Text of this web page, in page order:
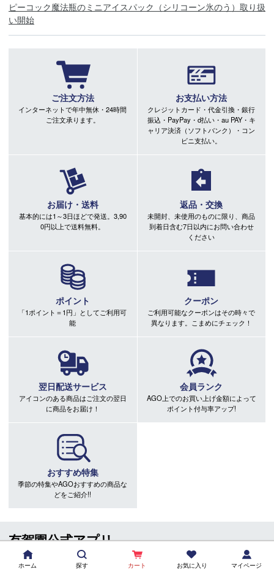
ホーム 探す カート お気に入り マイページ
ピーコック魔法瓶のミニアイスパック（シリコーン氷のう）取り扱
い開始
ご注文方法
インターネットで年中無休・24時間
ご注文承ります。
お支払い方法
クレジットカード・代金引換・銀行
振込・PayPay・d払い・au PAY・キ
ャリア決済（ソフトバンク）・コン
ビニ支払い。
お届け・送料
基本的には1～3日ほどで発送。3,90
0円以上で送料無料。
返品・交換
未開封、未使用のものに限り、商品
到着日含む7日以内にお問い合わせ
ください
ポイント
「1ポイント＝1円」としてご利用可
能
クーポン
ご利用可能なクーポンはその時々で
異なります。こまめにチェック！
翌日配送サービス
アイコンのある商品はご注文の翌日
に商品をお届け！
会員ランク
AGO上でのお買い上げ金額によって
ポイント付与率アップ!
おすすめ特集
季節の特集やAGOおすすめの商品な
どをご紹介!!
有賀園公式アプリ